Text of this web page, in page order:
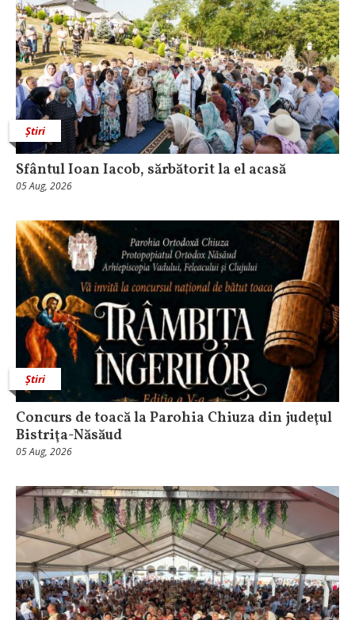
Știri
Sfântul Ioan Iacob, sărbătorit la el acasă
05 Aug, 2026
Știri
​Concurs de toacă la Parohia Chiuza din judeţul
Bistriţa-Năsăud
05 Aug, 2026